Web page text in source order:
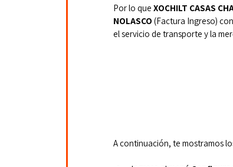
Por lo que XOCHILT CASAS
NOLASCO (Factura Ingreso) con
el servicio de transporte y la
A continuación, te mostramos